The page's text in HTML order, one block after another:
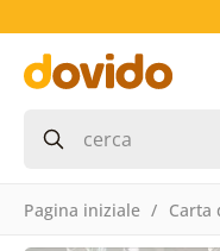
Pagina iniziale Carta